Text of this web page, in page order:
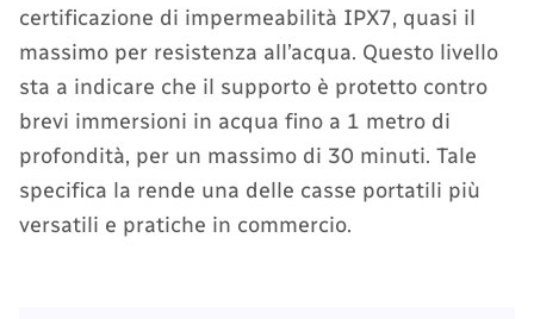
certificazione di impermeabilità IPX7, quasi il
massimo per resistenza all’acqua. Questo livello
sta a indicare che il supporto è protetto contro
brevi immersioni in acqua fino a 1 metro di
profondità, per un massimo di 30 minuti. Tale
specifica la rende una delle casse portatili più
versatili e pratiche in commercio.